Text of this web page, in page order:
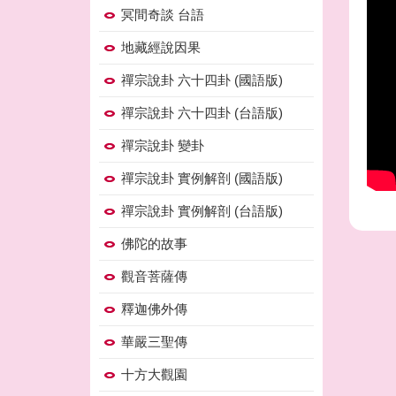
冥間奇談 台語
地藏經說因果
禪宗說卦 六十四卦 (國語版)
禪宗說卦 六十四卦 (台語版)
禪宗說卦 變卦
禪宗說卦 實例解剖 (國語版)
禪宗說卦 實例解剖 (台語版)
佛陀的故事
觀音菩薩傳
釋迦佛外傳
華嚴三聖傳
十方大觀園